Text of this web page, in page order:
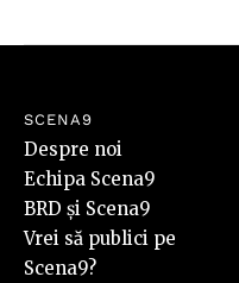
SCENA9
Despre noi
Echipa Scena9
BRD și Scena9
Vrei să publici pe
Scena9?